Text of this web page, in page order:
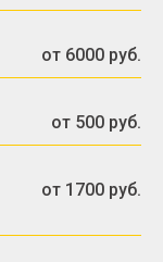
от 6000 руб.
от 500 руб.
от 1700 руб.